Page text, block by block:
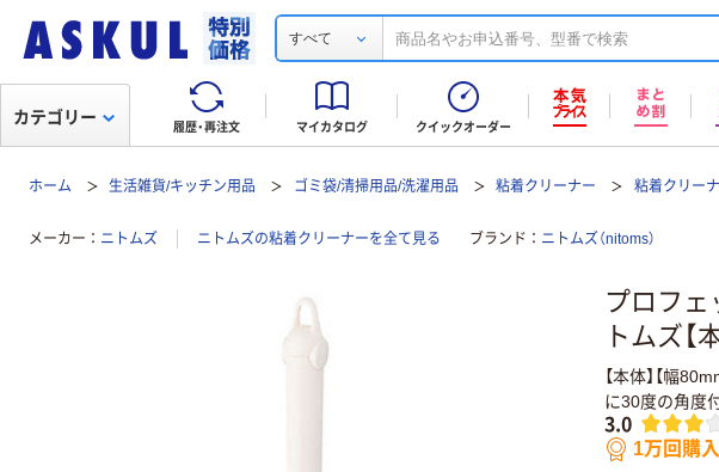
すべて
履歴・再注文 マイカタログ クイックオーダー
カテゴリー
ホーム 生活雑貨/キッチン用品 ゴミ袋/清掃用品/洗濯用品 粘着クリーナー 粘着クリーナ
メーカー ニトムズ ニトムズの粘着クリーナーを全て見る ブランド ニトムズ（nitoms）
プロフェ
トムズ【
【本体】【幅
に30度の角度
3.0
1万回購